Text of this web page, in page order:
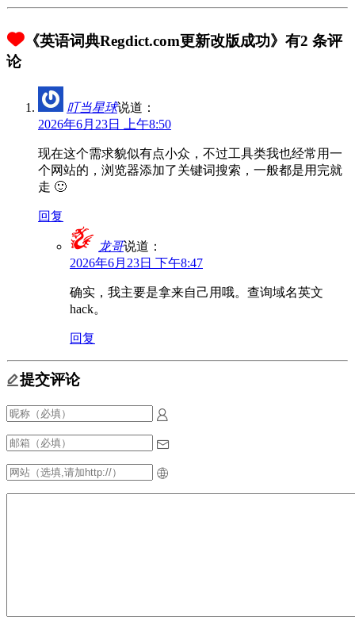
《英语词典Regdict.com更新改版成功》有2 条评
论
叮当星球说道：
2026年6月23日 上午8:50
现在这个需求貌似有点小众，不过工具类我也经常用一
个网站的，浏览器添加了关键词搜索，一般都是用完就
走 🙂
回复
龙哥说道：
2026年6月23日 下午8:47
确实，我主要是拿来自己用哦。查询域名英文
hack。
回复
提交评论